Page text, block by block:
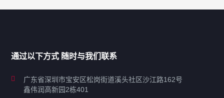
工业超声波清洗设备
通过以下方式 随时与我们联系
广东省深圳市宝安区松岗街道溪头社区沙江路162号
鑫伟润高新园2栋401